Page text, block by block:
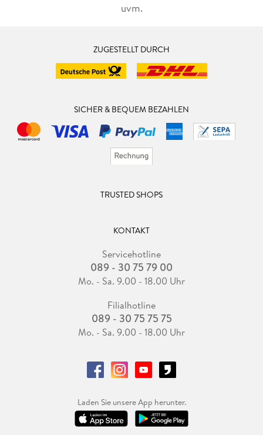
uvm.
ZUGESTELLT DURCH
SICHER & BEQUEM BEZAHLEN
TRUSTED SHOPS
KONTAKT
Servicehotline
089 - 30 75 79 00
Mo. - Sa. 9.00 - 18.00 Uhr
Filialhotline
089 - 30 75 75 75
Mo. - Sa. 9.00 - 18.00 Uhr
Laden Sie unsere App herunter.